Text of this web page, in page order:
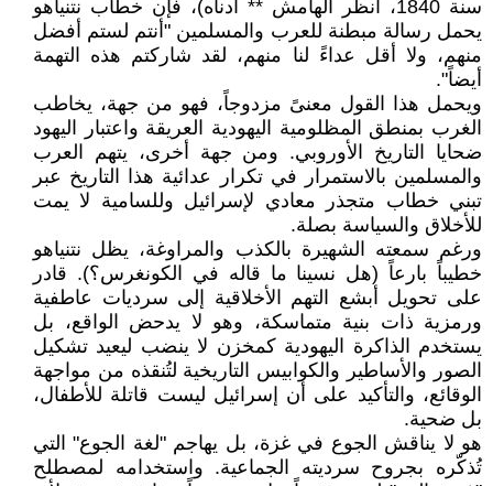
سنة 1840، انظر الهامش ** أدناه)، فإن خطاب نتنياهو
يحمل رسالة مبطنة للعرب والمسلمين "أنتم لستم أفضل
منهم، ولا أقل عداءً لنا منهم، لقد شاركتم هذه التهمة
أيضاً".
ويحمل هذا القول معنىً مزدوجاً، فهو من جهة، يخاطب
الغرب بمنطق المظلومية اليهودية العريقة واعتبار اليهود
ضحايا التاريخ الأوروبي. ومن جهة أخرى، يتهم العرب
والمسلمين بالاستمرار في تكرار عدائية هذا التاريخ عبر
تبني خطاب متجذر معادي لإسرائيل وللسامية لا يمت
للأخلاق والسياسة بصلة.
ورغم سمعته الشهيرة بالكذب والمراوغة، يظل نتنياهو
خطيباً بارعاً (هل نسينا ما قاله في الكونغرس؟). قادر
على تحويل أبشع التهم الأخلاقية إلى سرديات عاطفية
ورمزية ذات بنية متماسكة، وهو لا يدحض الواقع، بل
يستخدم الذاكرة اليهودية كمخزن لا ينضب ليعيد تشكيل
الصور والأساطير والكوابيس التاريخية لتُنقذه من مواجهة
الوقائع، والتأكيد على أن إسرائيل ليست قاتلة للأطفال،
بل ضحية.
هو لا يناقش الجوع في غزة، بل يهاجم "لغة الجوع" التي
تُذكّره بجروح سرديته الجماعية. واستخدامه لمصطلح